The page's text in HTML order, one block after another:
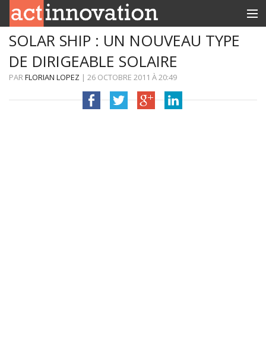
RUBRIQUES
INNOBOX
SOLAR SHIP : UN NOUVEAU TYPE
DE DIRIGEABLE SOLAIRE
PARFLORIAN LOPEZ | 26 OCTOBRE 2011 À20:49